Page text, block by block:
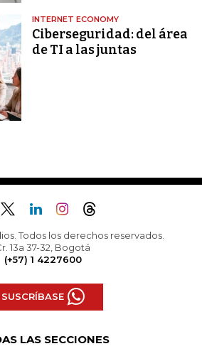
INTERNET ECONOMY
Ciberseguridad: del área
de TI a las juntas
Todos los derechos reservados.
13a 37-32, Bogotá
(+57) 1 4227600
SUSCRÍBASE
LAS SECCIONES